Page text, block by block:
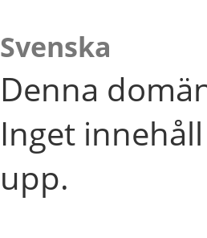
Svenska
Denna
Inget
upp.